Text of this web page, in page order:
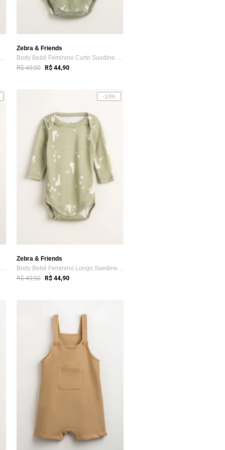
Ribana Sustentável Az...
Zebra & Friends
Body Bebê Feminino Curto Suedine Sustent...
R$ 49,90 R$ 44,90
Calça Bebê Saruel Cós Alto Canelada Azul...
-10%
Zebra & Friends
Body Bebê Feminino Longo Suedine Sustent...
R$ 49,90 R$ 44,90